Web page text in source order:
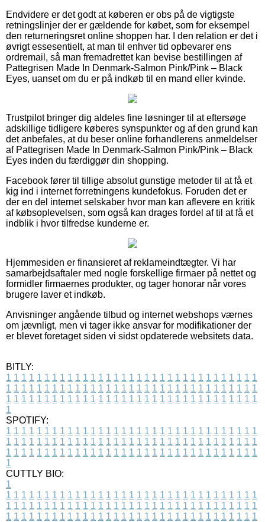
Endvidere er det godt at køberen er obs på de vigtigste
retningslinjer der er gældende for købet, som for eksempel
den returneringsret online shoppen har. I den relation er det i
øvrigt essesentielt, at man til enhver tid opbevarer ens
ordremail, så man fremadrettet kan bevise bestillingen af
Pattegrisen Made In Denmark-Salmon Pink/Pink – Black
Eyes, uanset om du er på indkøb til en mand eller kvinde.
Trustpilot bringer dig aldeles fine løsninger til at eftersøge
adskillige tidligere køberes synspunkter og af den grund kan
det anbefales, at du beser online forhandlerens anmeldelser
af Pattegrisen Made In Denmark-Salmon Pink/Pink – Black
Eyes inden du færdiggør din shopping.
Facebook fører til tillige absolut gunstige metoder til at få et
kig ind i internet forretningens kundefokus. Foruden det er
der en del internet selskaber hvor man kan aflevere en kritik
af købsoplevelsen, som også kan drages fordel af til at få et
indblik i hvor tilfredse kunderne er.
Hjemmesiden er finansieret af reklameindtægter. Vi har
samarbejdsaftaler med nogle forskellige firmaer på nettet og
formidler firmaernes produkter, og tager honorar når vores
brugere laver et indkøb.
Anvisninger angående tilbud og internet webshops værnes
om jævnligt, men vi tager ikke ansvar for modifikationer der
er blevet foretaget siden vi sidst opdaterede websitets data.
BITLY:
1 1 1 1 1 1 1 1 1 1 1 1 1 1 1 1 1 1 1 1 1 1 1 1 1 1 1 1 1 1 1 1 1
1 1 1 1 1 1 1 1 1 1 1 1 1 1 1 1 1 1 1 1 1 1 1 1 1 1 1 1 1 1 1 1 1
1 1 1 1 1 1 1 1 1 1 1 1 1 1 1 1 1 1 1 1 1 1 1 1 1 1 1 1 1 1 1 1 1
1
SPOTIFY:
1 1 1 1 1 1 1 1 1 1 1 1 1 1 1 1 1 1 1 1 1 1 1 1 1 1 1 1 1 1 1 1 1
1 1 1 1 1 1 1 1 1 1 1 1 1 1 1 1 1 1 1 1 1 1 1 1 1 1 1 1 1 1 1 1 1
1 1 1 1 1 1 1 1 1 1 1 1 1 1 1 1 1 1 1 1 1 1 1 1 1 1 1 1 1 1 1 1 1
1
CUTTLY BIO:
1
1 1 1 1 1 1 1 1 1 1 1 1 1 1 1 1 1 1 1 1 1 1 1 1 1 1 1 1 1 1 1 1 1
1 1 1 1 1 1 1 1 1 1 1 1 1 1 1 1 1 1 1 1 1 1 1 1 1 1 1 1 1 1 1 1 1
1 1 1 1 1 1 1 1 1 1 1 1 1 1 1 1 1 1 1 1 1 1 1 1 1 1 1 1 1 1 1 1 1